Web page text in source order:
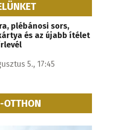
plébánosi sors,
és az újabb ítélet
5., 17:45
OTTHON